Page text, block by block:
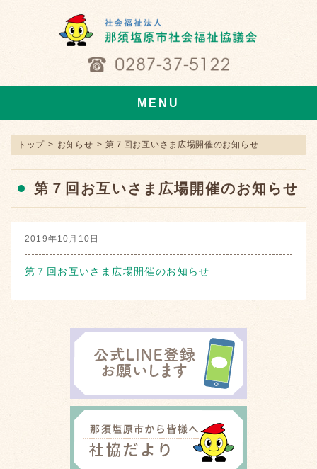
MENU
トップ > お知らせ > 第７回お互いさま広場開催のお知らせ
第７回お互いさま広場開催のお知らせ
2019年10月10日
第７回お互いさま広場開催のお知らせ